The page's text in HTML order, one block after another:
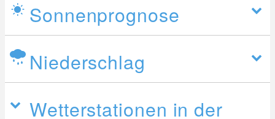
Sonnenprognose
Niederschlag
Wetterstationen in der